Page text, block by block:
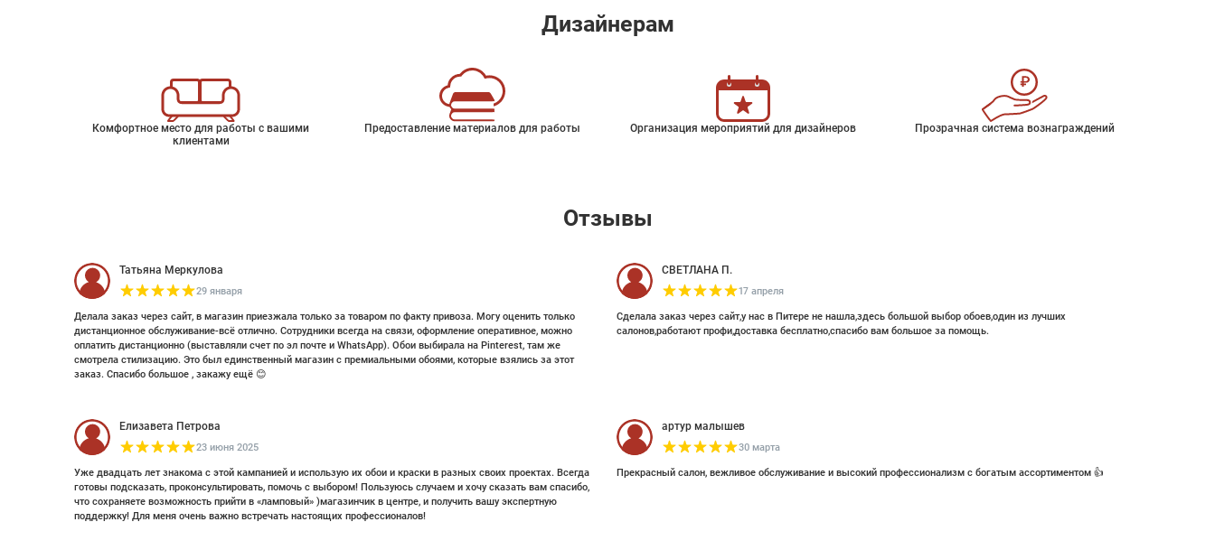
Дизайнерам
Комфортное место для работы с вашими
клиентами
Предоставление материалов для работы Организация мероприятий для дизайнеров Прозрачная система вознаграждений
Отзывы
Татьяна Меркулова
29 января
Делала заказ через сайт, в магазин приезжала только за товаром по факту привоза. Могу оценить только
дистанционное обслуживание-всё отлично. Сотрудники всегда на связи, оформление оперативное, можно
оплатить дистанционно (выставляли счет по эл почте и WhatsApp). Обои выбирала на Pinterest, там же
смотрела стилизацию. Это был единственный магазин с премиальными обоями, которые взялись за этот
заказ. Спасибо большое , закажу ещё 😊
СВЕТЛАНА П.
17 апреля
Сделала заказ через сайт,у нас в Питере не нашла,здесь большой выбор обоев,один из лучших
салонов,работают профи,доставка бесплатно,спасибо вам большое за помощь.
Елизавета Петрова
23 июня 2025
Уже двадцать лет знакома с этой кампанией и использую их обои и краски в разных своих проектах. Всегда
готовы подсказать, проконсультировать, помочь с выбором! Пользуюсь случаем и хочу сказать вам спасибо,
что сохраняете возможность прийти в «ламповый» )магазинчик в центре, и получить вашу экспертную
поддержку! Для меня очень важно встречать настоящих профессионалов!
артур малышев
30 марта
Прекрасный салон, вежливое обслуживание и высокий профессионализм с богатым ассортиментом 👍